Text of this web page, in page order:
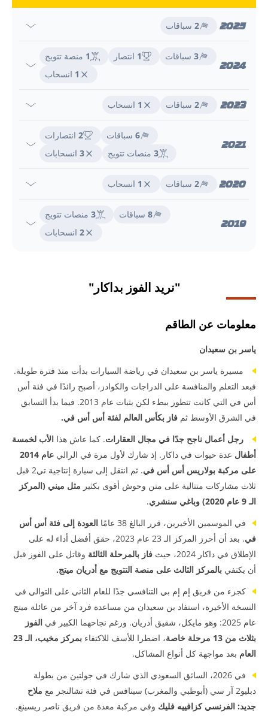
2025
2 سباقات
2024
3 سباقات 1 انتصار 1 منصة تتويج
1 انسحاب
2023
2 سباقات 1 انسحاب
2021
6 سباقات 2 انتصارات
3 منصات تتويج 3 انسحابات
2020
2 سباقات 1 انسحاب
2019
8 سباقات 3 منصات تتويج
2 انسحابات
"نريد الفوز بداكار"
معلومات عن الطاقم
ياسر بن سعيدان
مسيرة ياسر بن سعيدان في رياضة السيارات بدأت منذ فترة طويلة.
فبعد التعلم والمنافسة على الدراجات والكوادز، أصبح رائدًا في فئة أس
أس في التي كانت تتطور ببطء لكن بثبات عام 2013. فيما بدأ التسابق
في الشرق الأوسط ثم فاز بكأس العالم لفئة أس أس في.
رجل أعمال ناجح جدًا في مجال العقارات. كما عاش هذا الأب لخمسة
أطفال عدة حيوات في داكار. إذ شارك لأول مرة في الرالي
عام 2014
على مركبة بولاريس أس أس في
. ثم انتقل إلى سيارة إنتاجية تي2 قبل
ثلاث مشاركات متتالية على متن وحوش أقوى بكثير مثل ميني (المركز
الـ 9 عام 2020) وباغي سنشري
.
في الموسمين الأخيرين، قرر البالغ 38 عامًا
العودة إلى فئة أس أس
في
. بعد أن أحرز المركز الـ 23 عام 2023، حقق أفضل أداء له على
الإطلاق في داكار 2024، حيث
فاز بالمرحلة الثالثة وقاتل على الفوز قبل
أن يكتفي بالمركز الثالث على منصة التتويج مع أدريان ميتج.
كجزء من فريق إم إم بي التنافسي جدًا للعام الثاني على التوالي في
النسخة الأخيرة، استفاد بن سعيدان من مساعدة فرد آخر من عائلة ميتج
عام 2025: وهو مايكل، شقيق أدريان. ورغم نجاحهما الكبير في
الفوز
بثلاث من 13 مرحلة خاصة
، اضطرا للأسف للاكتفاء
بمركز مخيب، الـ 23
العام بعد مواجهة كل أنواع المشاكل.
في 2026، السائق السعودي الذي شارك في جولتين من بطولة
دبليو2 آر سي (أبوظبي والمغرب) سينافس في فئة تشالنجر مع
ملاح
جديد: الفرنسي كزافييه فليك وفي مركبة معدة من فريق ناصر ريسينغ.